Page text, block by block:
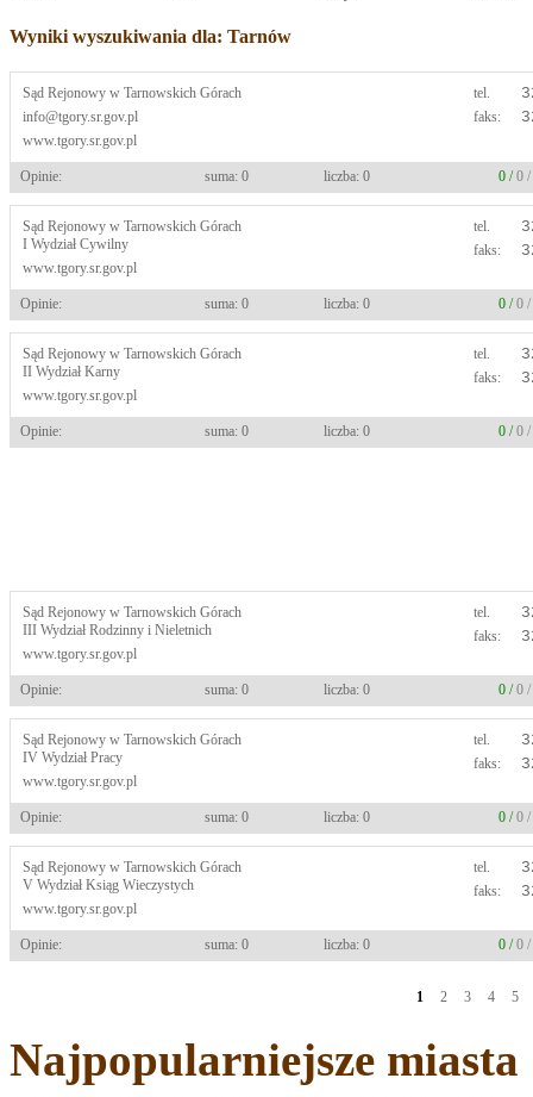
Wyniki wyszukiwania dla: Tarnów
Sąd Rejonowy w Tarnowskich Górach
info@tgory.sr.gov.pl
www.tgory.sr.gov.pl
tel.
faks:
Opinie: suma: 0 liczba: 0 0 /0 /
Sąd Rejonowy w Tarnowskich Górach
I Wydział Cywilny
www.tgory.sr.gov.pl
tel.
faks:
Opinie: suma: 0 liczba: 0 0 /0 /
Sąd Rejonowy w Tarnowskich Górach
II Wydział Karny
www.tgory.sr.gov.pl
tel.
faks:
Opinie: suma: 0 liczba: 0 0 /0 /
Sąd Rejonowy w Tarnowskich Górach
III Wydział Rodzinny i Nieletnich
www.tgory.sr.gov.pl
tel.
faks:
Opinie: suma: 0 liczba: 0 0 /0 /
Sąd Rejonowy w Tarnowskich Górach
IV Wydział Pracy
www.tgory.sr.gov.pl
tel.
faks:
Opinie: suma: 0 liczba: 0 0 /0 /
Sąd Rejonowy w Tarnowskich Górach
V Wydział Ksiąg Wieczystych
www.tgory.sr.gov.pl
tel.
faks:
Opinie: suma: 0 liczba: 0 0 /0 /
1 2 3 4 5
Najpopularniejsze miasta